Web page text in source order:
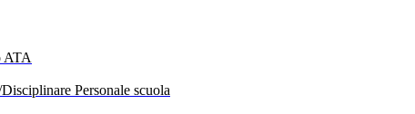
ATA
Personale scuola